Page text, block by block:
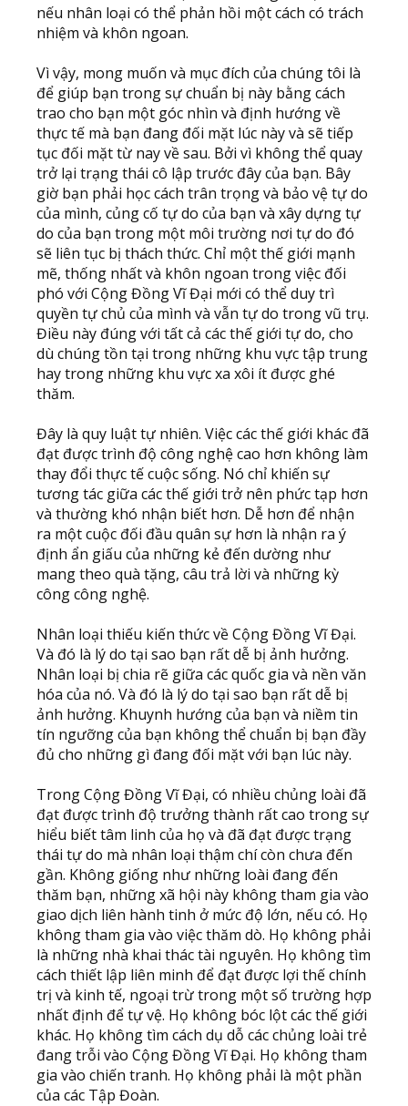
nếu nhân loại có thể phản hồi một cách có trách
nhiệm và khôn ngoan.
Vì vậy, mong muốn và mục đích của chúng tôi là
để giúp bạn trong sự chuẩn bị này bằng cách
trao cho bạn một góc nhìn và định hướng về
thực tế mà bạn đang đối mặt lúc này và sẽ tiếp
tục đối mặt từ nay về sau. Bởi vì không thể quay
trở lại trạng thái cô lập trước đây của bạn. Bây
giờ bạn phải học cách trân trọng và bảo vệ tự do
của mình, củng cố tự do của bạn và xây dựng tự
do của bạn trong một môi trường nơi tự do đó
sẽ liên tục bị thách thức. Chỉ một thế giới mạnh
mẽ, thống nhất và khôn ngoan trong việc đối
phó với Cộng Đồng Vĩ Đại mới có thể duy trì
quyền tự chủ của mình và vẫn tự do trong vũ trụ.
Điều này đúng với tất cả các thế giới tự do, cho
dù chúng tồn tại trong những khu vực tập trung
hay trong những khu vực xa xôi ít được ghé
thăm.
Đây là quy luật tự nhiên. Việc các thế giới khác đã
đạt được trình độ công nghệ cao hơn không làm
thay đổi thực tế cuộc sống. Nó chỉ khiến sự
tương tác giữa các thế giới trở nên phức tạp hơn
và thường khó nhận biết hơn. Dễ hơn để nhận
ra một cuộc đối đầu quân sự hơn là nhận ra ý
định ẩn giấu của những kẻ đến dường như
mang theo quà tặng, câu trả lời và những kỳ
công công nghệ.
Nhân loại thiếu kiến thức về Cộng Đồng Vĩ Đại.
Và đó là lý do tại sao bạn rất dễ bị ảnh hưởng.
Nhân loại bị chia rẽ giữa các quốc gia và nền văn
hóa của nó. Và đó là lý do tại sao bạn rất dễ bị
ảnh hưởng. Khuynh hướng của bạn và niềm tin
tín ngưỡng của bạn không thể chuẩn bị bạn đầy
đủ cho những gì đang đối mặt với bạn lúc này.
Trong Cộng Đồng Vĩ Đại, có nhiều chủng loài đã
đạt được trình độ trưởng thành rất cao trong sự
hiểu biết tâm linh của họ và đã đạt được trạng
thái tự do mà nhân loại thậm chí còn chưa đến
gần. Không giống như những loài đang đến
thăm bạn, những xã hội này không tham gia vào
giao dịch liên hành tinh ở mức độ lớn, nếu có. Họ
không tham gia vào việc thăm dò. Họ không phải
là những nhà khai thác tài nguyên. Họ không tìm
cách thiết lập liên minh để đạt được lợi thế chính
trị và kinh tế, ngoại trừ trong một số trường hợp
nhất định để tự vệ. Họ không bóc lột các thế giới
khác. Họ không tìm cách dụ dỗ các chủng loài trẻ
đang trỗi vào Cộng Đồng Vĩ Đại. Họ không tham
gia vào chiến tranh. Họ không phải là một phần
của các Tập Đoàn.